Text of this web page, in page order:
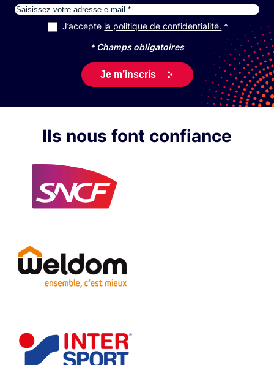
RGPD
J’accepte la politique de confidentialité. *
* Champs obligatoires
Ils nous font confiance